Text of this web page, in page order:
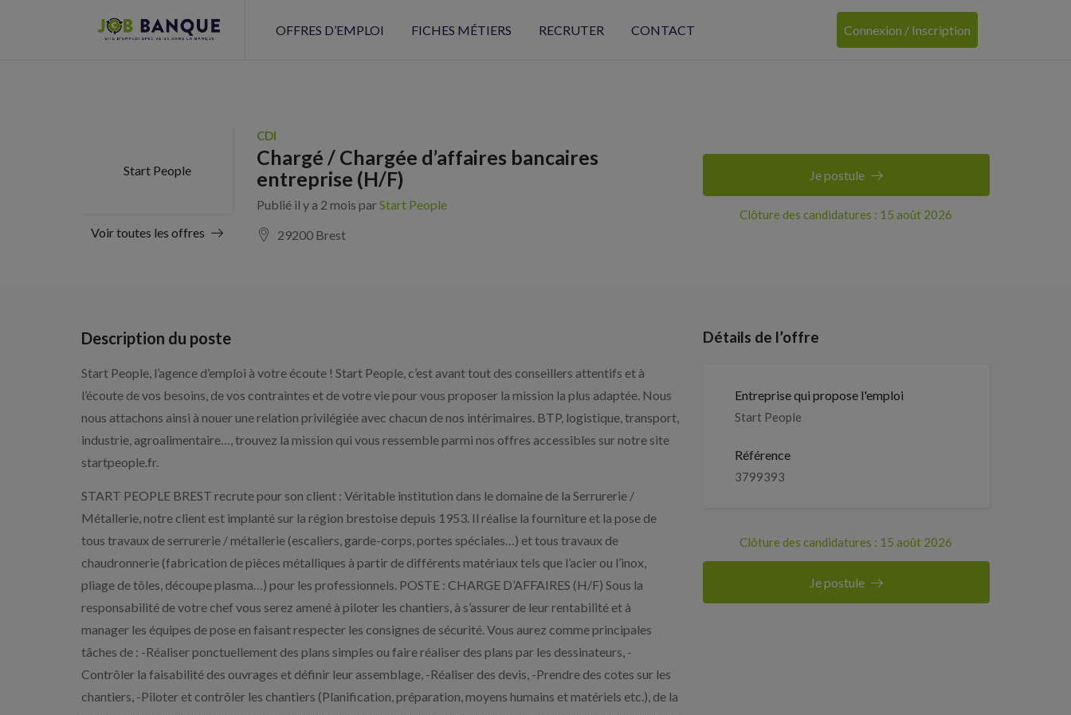
OFFRES D’EMPLOI FICHES MÉTIERS RECRUTER CONTACT Connexion / Inscription
Start People
Voir toutes les offres
CDI
Chargé / Chargée d’affaires bancaires
entreprise (H/F)
Publié il y a 2 mois parStart People
29200 Brest
Clôture des candidatures : 15 août 2026
Je postule
Description du poste
Start People, l’agence d’emploi à votre écoute ! Start People, c’est avant tout des conseillers attentifs et à
l’écoute de vos besoins, de vos contraintes et de votre vie pour vous proposer la mission la plus adaptée. Nous
nous attachons ainsi à nouer une relation privilégiée avec chacun de nos intérimaires. BTP, logistique, transport,
industrie, agroalimentaire…, trouvez la mission qui vous ressemble parmi nos offres accessibles sur notre site
startpeople.fr.
START PEOPLE BREST recrute pour son client : Véritable institution dans le domaine de la Serrurerie /
Métallerie, notre client est implanté sur la région brestoise depuis 1953. Il réalise la fourniture et la pose de
tous travaux de serrurerie / métallerie (escaliers, garde-corps, portes spéciales…) et tous travaux de
chaudronnerie (fabrication de pièces métalliques à partir de différents matériaux tels que l’acier ou l’inox,
pliage de tôles, découpe plasma…) pour les professionnels. POSTE : CHARGE D’AFFAIRES (H/F) Sous la
responsabilité de votre chef vous serez amené à piloter les chantiers, à s’assurer de leur rentabilité et à
manager les équipes de pose en faisant respecter les consignes de sécurité. Vous aurez comme principales
tâches de : -Réaliser ponctuellement des plans simples ou faire réaliser des plans par les dessinateurs, -
Contrôler la faisabilité des ouvrages et définir leur assemblage, -Réaliser des devis, -Prendre des cotes sur les
chantiers, -Piloter et contrôler les chantiers (Planification, préparation, moyens humains et matériels etc.), de la
Détails de l’offre
Entreprise qui propose l'emploi
Start People
Référence
3799393
Clôture des candidatures : 15 août 2026
Je postule